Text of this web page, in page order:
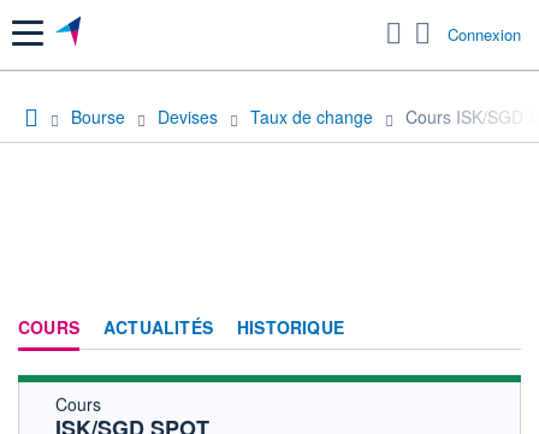
Menu Connexion
Bourse Devises Taux de change Cours ISK/SGD
COURS ACTUALITÉS HISTORIQUE
Cours